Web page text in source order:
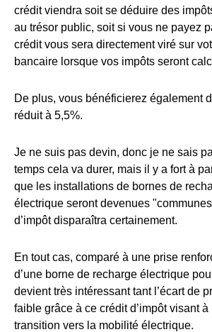
crédit viendra soit se déduire des
au trésor public, soit si vous ne payez
crédit vous sera directement viré sur
bancaire lorsque vos impôts seront
De plus, vous bénéficierez également
réduit à 5,5%.
Je ne suis pas devin, donc je ne sais
temps cela va durer, mais il y a fort à
que les installations de bornes de
électrique seront devenues
d’impôt disparaîtra certainement.
En tout cas, comparé à une prise
d’une borne de recharge électrique
devient très intéressant tant l’écart de
faible grâce à ce crédit d’impôt visant
transition vers la mobilité électrique.